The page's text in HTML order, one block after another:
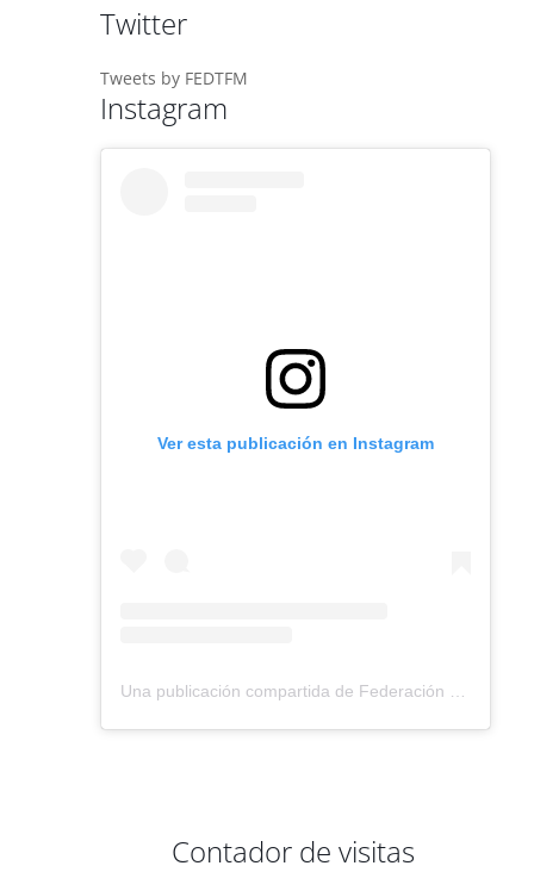
Twitter
Tweets by FEDTFM
Instagram
Ver esta publicación en Instagram
Contador de visitas